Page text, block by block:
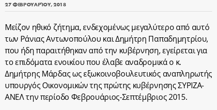
27 ΦΕΒΡΟΥΑΡΊΟΥ, 2018
Μείζον ηθικό ζήτημα, ενδεχομένως μεγαλύτερο από αυτό
των Ράνιας Αντωνοπούλου και Δημήτρη Παπαδημητρίου,
που ήδη παραιτήθηκαν από την κυβέρνηση, εγείρεται για
το επιδόματα ενοικίου που έλαβε αναδρομικά ο κ.
Δημήτρης Μάρδας ως εξωκοινοβουλευτικός αναπληρωτής
υπουργός Οικονομικών της πρώτης κυβέρνησης ΣΥΡΙΖΑ-
ΑΝΕΛ την περίοδο Φεβρουάριος-Σεπτέμβριος 2015.